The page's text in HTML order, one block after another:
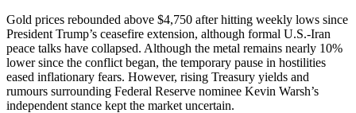
Gold prices rebounded above $4,750 after hitting weekly lows since
President Trump’s ceasefire extension, although formal U.S.-Iran
peace talks have collapsed. Although the metal remains nearly 10%
lower since the conflict began, the temporary pause in hostilities
eased inflationary fears. However, rising Treasury yields and
rumours surrounding Federal Reserve nominee Kevin Warsh’s
independent stance kept the market uncertain.